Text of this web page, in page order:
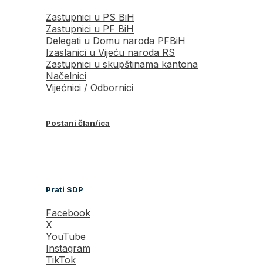
Zastupnici u PS BiH
Zastupnici u PF BiH
Delegati u Domu naroda PFBiH
Izaslanici u Vijeću naroda RS
Zastupnici u skupštinama kantona
Načelnici
Vijećnici / Odbornici
Postani član/ica
Prati SDP
Facebook
X
YouTube
Instagram
TikTok